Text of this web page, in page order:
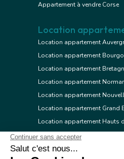
Appartement à vendre Corse
Location
Location appartement
Location appartement
Location appartement
Location appartement
Location appartement
Location appartement Grand
Location appartement Hauts
Location appartement Ile de
Location appartement Centre